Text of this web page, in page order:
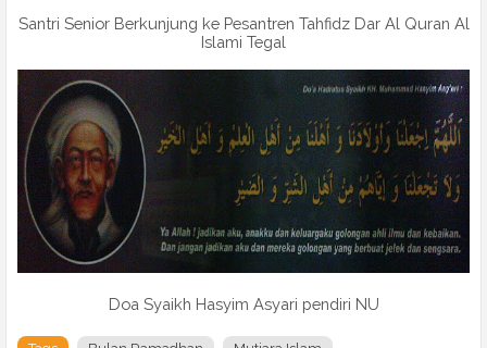
Santri Senior Berkunjung ke Pesantren Tahfidz Dar Al Quran Al
Islami Tegal
Doa Syaikh Hasyim Asyari pendiri NU